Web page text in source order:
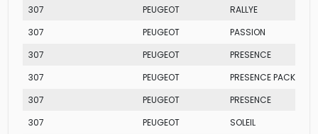
307
PEUGEOT
RALLYE
307
PEUGEOT
PASSION
307
PEUGEOT
PRESENCE
307
PEUGEOT
PRESENCE PACK
307
PEUGEOT
PRESENCE
307
PEUGEOT
SOLEIL